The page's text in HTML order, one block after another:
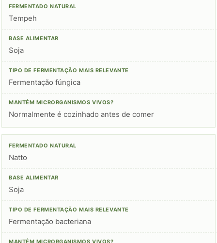
Tempeh
Soja
Fermentação fúngica
Normalmente é cozinhado antes de comer
Natto
Soja
Fermentação bacteriana